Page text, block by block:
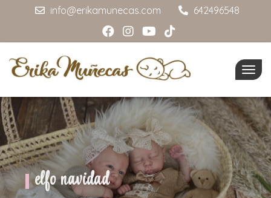
info@erikamunecas.com 642496548
elfo navidad